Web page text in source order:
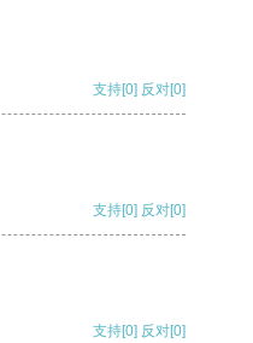
支持[0] 反对[0]
支持[0] 反对[0]
支持[0] 反对[0]